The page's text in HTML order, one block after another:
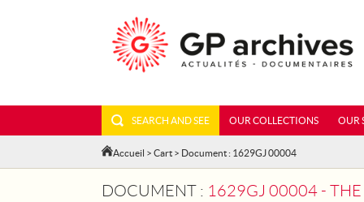
SEARCH AND SEE OUR COLLECTIONS OUR
Accueil > Cart > Document : 1629GJ 00004
DOCUMENT : 1629GJ 00004 - THE